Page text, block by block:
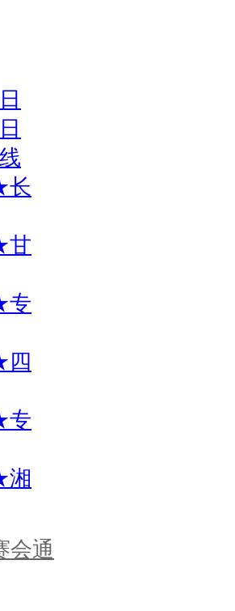
长
甘
专
四
专
湘
会通